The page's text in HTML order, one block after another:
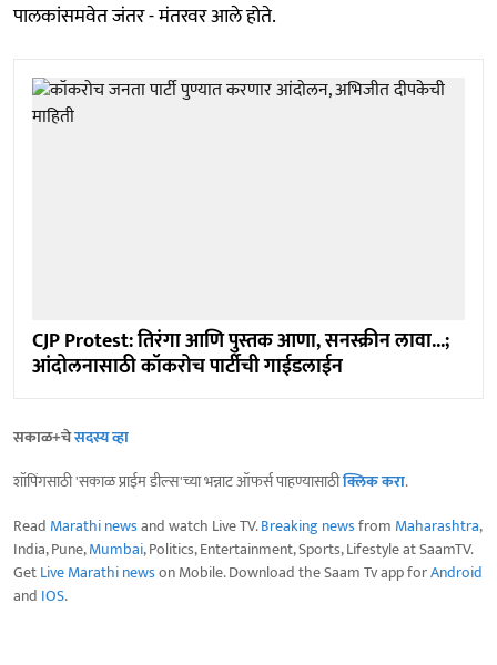
पालकांसमवेत जंतर - मंतरवर आले होते.
CJP Protest: तिरंगा आणि पुस्तक आणा, सनस्क्रीन लावा...;
आंदोलनासाठी कॉकरोच पार्टीची गाईडलाईन
सकाळ+चेसदस्य व्हा
शॉपिंगसाठी 'सकाळ प्राईम डील्स'च्या भन्नाट ऑफर्स पाहण्यासाठीक्लिक करा.
Read Marathi newsand watch Live TV.Breaking newsfrom Maharashtra,
India, Pune,Mumbai, Politics, Entertainment, Sports, Lifestyle at SaamTV.
GetLive Marathi newson Mobile. Download the Saam Tv app forAndroid
and IOS.